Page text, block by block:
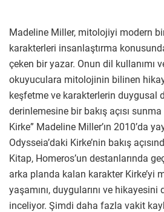
Madeline Miller, mitolojiyi modern
karakterleri insanlaştırma
çeken bir yazar. Onun dil kullanımı
okuyuculara mitolojinin bilinen
keşfetme ve karakterlerin duygusal
derinlemesine bir bakış açısı
Kirke” Madeline Miller’ın 2010’da
Odysseia’daki Kirke’nin bakış
Kitap, Homeros’un destanlarında
arka planda kalan karakter Kirke’yi
yaşamını, duygularını ve hikayesini
inceliyor. Şimdi daha fazla vakit